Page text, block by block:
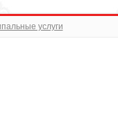
услуги